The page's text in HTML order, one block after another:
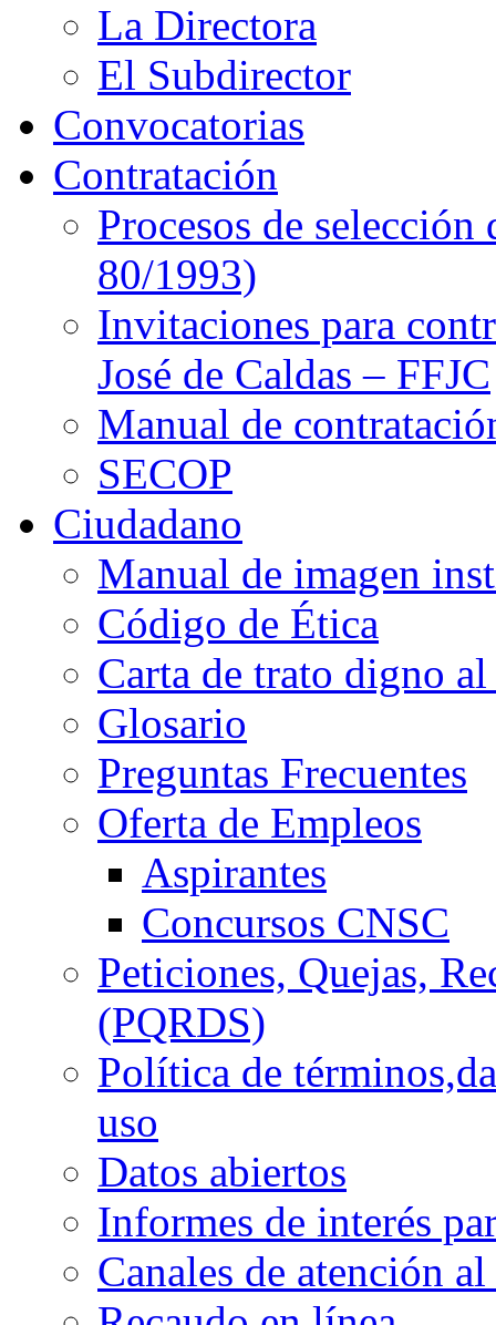
La Directora
El Subdirector
Convocatorias
Contratación
Procesos de
80/1993)
Invitaciones para
José de Caldas – FFJC
Manual de
SECOP
Ciudadano
Manual de imagen
Código de Ética
Carta de trato digno
Glosario
Preguntas Frecuentes
Oferta de Empleos
Aspirantes
Concursos CNSC
Peticiones, Quejas,
(PQRDS)
Política de
uso
Datos abiertos
Informes de interés
Canales de atención